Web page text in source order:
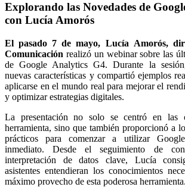
Explorando las Novedades de
con Lucía Amorós
El pasado 7 de mayo, Lucía Amorós,
Comunicación realizó un webinar sobre las
de Google Analytics G4. Durante la
nuevas características y compartió ejemplos
aplicarse en el mundo real para mejorar el
y optimizar estrategias digitales.
La presentación no solo se centró en las
herramienta, sino que también proporcionó a
prácticos para comenzar a utilizar
inmediato. Desde el seguimiento de
interpretación de datos clave, Lucía
asistentes entendieran los conocimientos
máximo provecho de esta poderosa herramienta.